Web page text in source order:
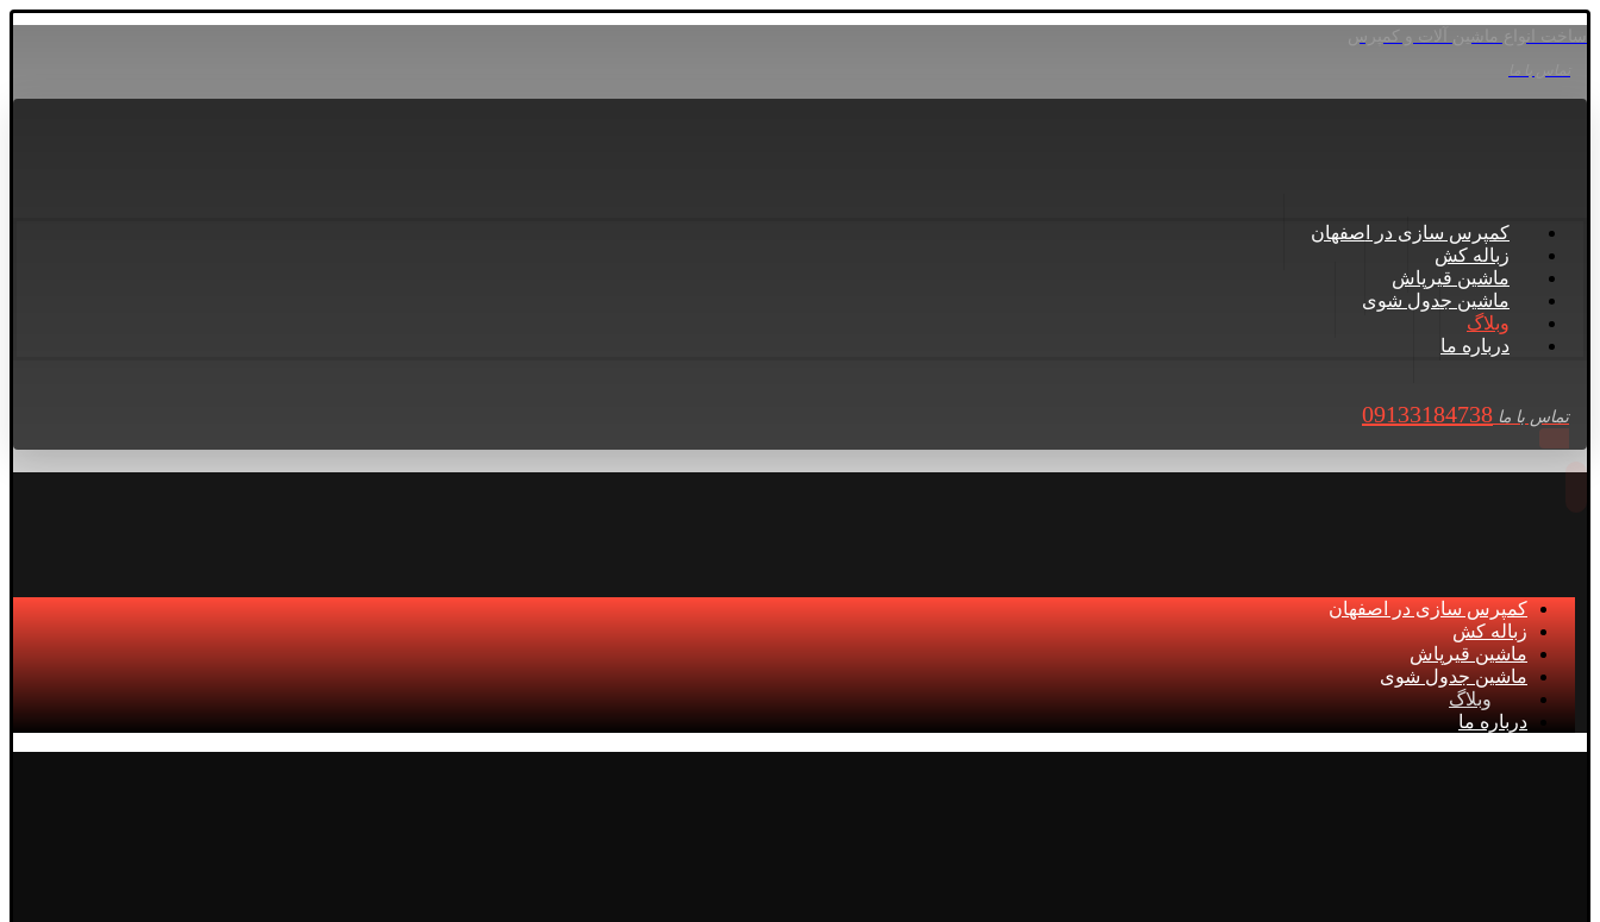
ساخت انواع ماشین آلات و کمپرس
کمپرس سازی در اصفهان
زباله کش
ماشین قیرپاش
ماشین جدول شوی
وبلاگ
درباره ما
تماس با ما 09133184738
کمپرس سازی در اصفهان
زباله کش
ماشین قیرپاش
ماشین جدول شوی
وبلاگ
درباره ما